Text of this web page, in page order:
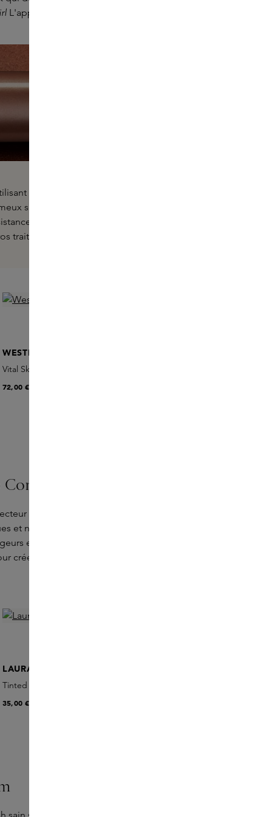
L'apparence elle-même peut créer.
des produits efficaces. Pour ce faire, nous nous
s'intègrent parfaitement, alors que les produits en
ils ne s'opposent pas les uns aux autres, ce qui
traits naturels sans en faire trop.
WESTMAN ATELIER
Vital Skincare Complexion Drops
72,00 €
Un Cover-Up de RMS Beauty. Ce
et nourrissants qui offrent un fini
et est facile à appliquer et à étoffer.
créer un regard plus lumineux.
LAURA MERCIER
Tinted Moisturizer Bronzer
35,00 €